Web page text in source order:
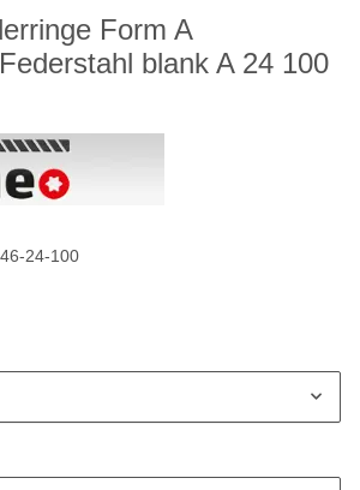
Form A
blank A 24 100
24-100